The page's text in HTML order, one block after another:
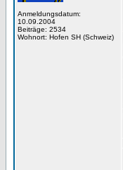
Anmeldungsdatum:
10.09.2004
Beiträge: 2534
Wohnort: Hofen SH (Schweiz)